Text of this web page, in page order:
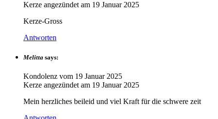
Kerze angezündet am 19 Januar 2025
Kerze-Gross
Antworten
Melitta says:
Kondolenz vom 19 Januar 2025
Kerze angezündet am 19 Januar 2025
Mein herzliches beileid und viel Kraft für die schwere zeit